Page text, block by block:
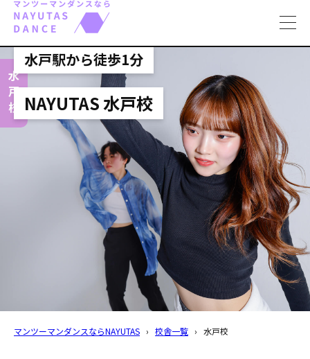
水戸校
水戸駅から徒歩1分
NAYUTAS 水戸校
マンツーマンダンスならNAYUTAS › 校舎一覧 › 水戸校